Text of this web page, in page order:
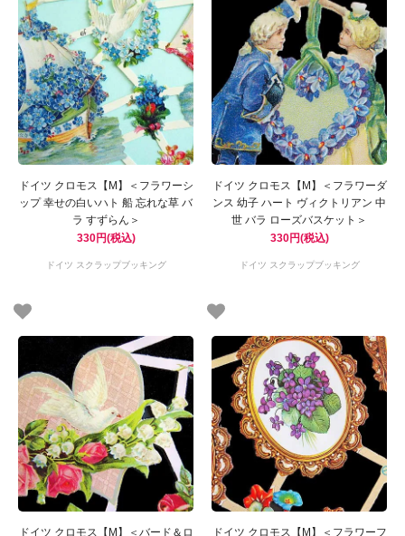
ドイツ クロモス【M】＜フラワーシ
ップ 幸せの白いハト 船 忘れな草 バ
ラ すずらん＞
330円(税込)
ドイツ スクラップブッキング
ドイツ クロモス【M】＜フラワーダ
ンス 幼子 ハート ヴィクトリアン 中
世 バラ ローズバスケット＞
330円(税込)
ドイツ スクラップブッキング
ドイツ クロモス【M】＜バード＆ロ ドイツ クロモス【M】＜フラワーフ